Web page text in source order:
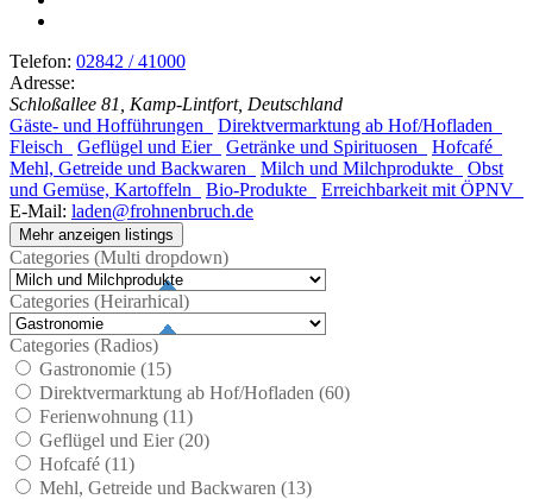
Categories (Multi dropdown)
Categories (Heirarhical)
Categories (Radios)
Gastronomie (15)
Direktvermarktung ab Hof/Hofladen (60)
Ferienwohnung (11)
Geflügel und Eier (20)
Hofcafé (11)
Mehl, Getreide und Backwaren (13)
Telefon: 02842 / 41000
Adresse:
Schloßallee 81, Kamp-Lintfort, Deutschland
Gäste- und Hofführungen
Direktvermarktung ab Hof/Hofladen
Fleisch
Geflügel und Eier Getränke und Spirituosen
Hofcafé
Mehl, Getreide und Backwaren
Milch und Milchprodukte
Obst
und Gemüse, Kartoffeln
Bio-Produkte
Erreichbarkeit mit ÖPNV
E-Mail: laden@frohnenbruch.de
Mehr anzeigen listings